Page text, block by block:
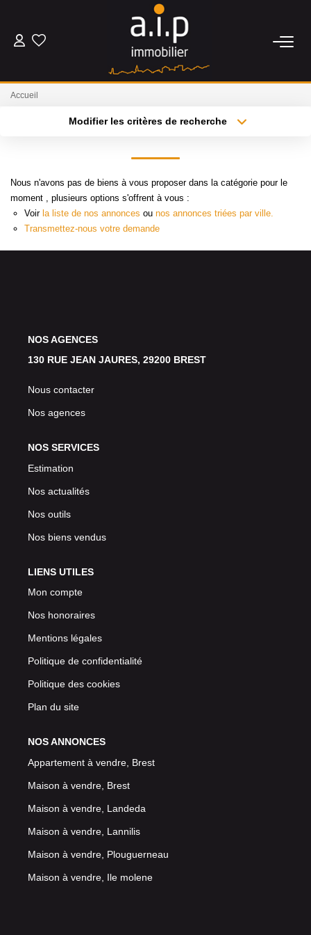
ACHETER
BIENS VENDUS
CONTACT
Accueil
Modifier les critères de recherche
Sélectionnez...
Surface min
Budget max Plus de critères
Nous n'avons pas de biens à vous proposer dans la catégorie pour le
moment , plusieurs options s'offrent à vous :
Voir la liste de nos annonces ou nos annonces triées par ville.
Transmettez-nous votre demande
NOS AGENCES
130 RUE JEAN JAURES, 29200 BREST
Nous contacter
Nos agences
NOS SERVICES
Estimation
Nos actualités
Nos outils
Nos biens vendus
LIENS UTILES
Mon compte
Nos honoraires
Mentions légales
Politique de confidentialité
Politique des cookies
Plan du site
NOS ANNONCES
Appartement à vendre, Brest
Maison à vendre, Brest
Maison à vendre, Landeda
Maison à vendre, Lannilis
Maison à vendre, Plouguerneau
Maison à vendre, Ile molene